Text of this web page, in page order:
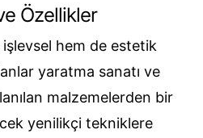
Özellikler
hem de estetik
yaratma sanatı ve
malzemelerden bir
yenilikçi tekniklere